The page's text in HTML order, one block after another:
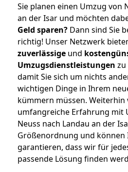
Sie planen einen Umzug von
an der Isar und möchten
Geld sparen? Dann sind Sie
richtig! Unser Netzwerk
zuverlässige und
Umzugsdienstleistungen zu
damit Sie sich um nichts
wichtigen Dinge in Ihrem
kümmern müssen.
umfangreiche Erfahrung mit
Neuss nach Landau an der
Größenordnung und können
garantieren, dass wir für
passende Lösung finden